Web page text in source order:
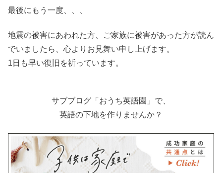
最後にもう一度、、、
地震の被害にあわれた方、ご家族に被害があった方が読ん
でいましたら、心よりお見舞い申し上げます。
1日も早い復旧を祈っています。
サブブログ「おうち英語園」で、
英語の下地を作りませんか？